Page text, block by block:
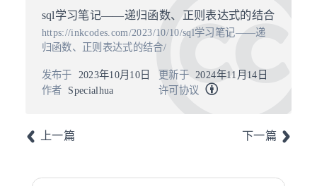
sql学习笔记——递归函数、正则表达式的结合
https://inkcodes.com/2023/10/10/sql学习笔记——递
归函数、正则表达式的结合/
作者 Specialhua
发布于 2023年10月10日 更新于
2024年11月14日
许可协议
上一篇 下一篇